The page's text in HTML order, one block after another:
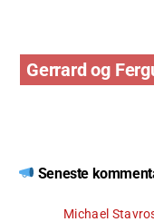
Gerrard og
Seneste
Michael